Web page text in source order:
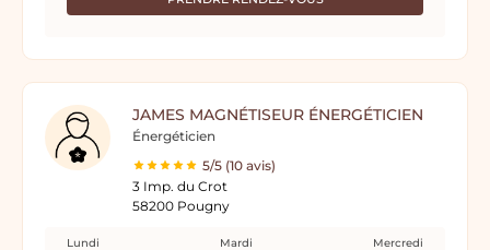
JAMES MAGNÉTISEUR ÉNERGÉTICIEN
Énergéticien
5/5 (10 avis)
3 Imp. du Crot
58200 Pougny
Lundi Mardi Mercredi